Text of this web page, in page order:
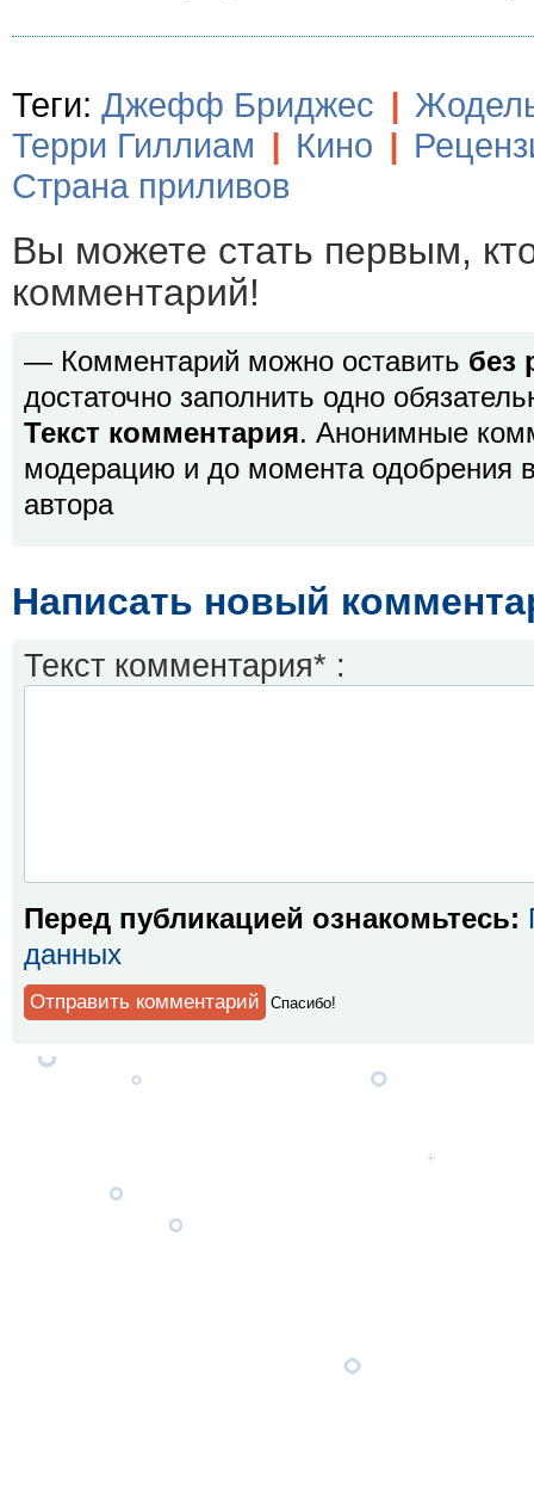
Теги: Джефф Бриджес |
Терри Гиллиам | Кино |
Страна приливов
Вы можете стать первым,
комментарий!
— Комментарий можно оставить без
достаточно заполнить одно
Текст комментария. Анонимные
модерацию и до момента одобрения
автора
Написать новый
Текст комментария* :
Перед публикацией ознакомьтесь:
данных
Спaсибо!